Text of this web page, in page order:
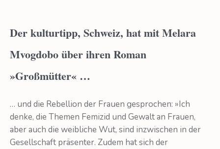
Der kulturtipp, Schweiz, hat mit Melara
Mvogdobo über ihren Roman
»Großmütter« …
… und die Rebellion der Frauen gesprochen: »Ich
denke, die Themen Femizid und Gewalt an Frauen,
aber auch die weibliche Wut, sind inzwischen in der
Gesellschaft präsenter. Zudem hat sich der